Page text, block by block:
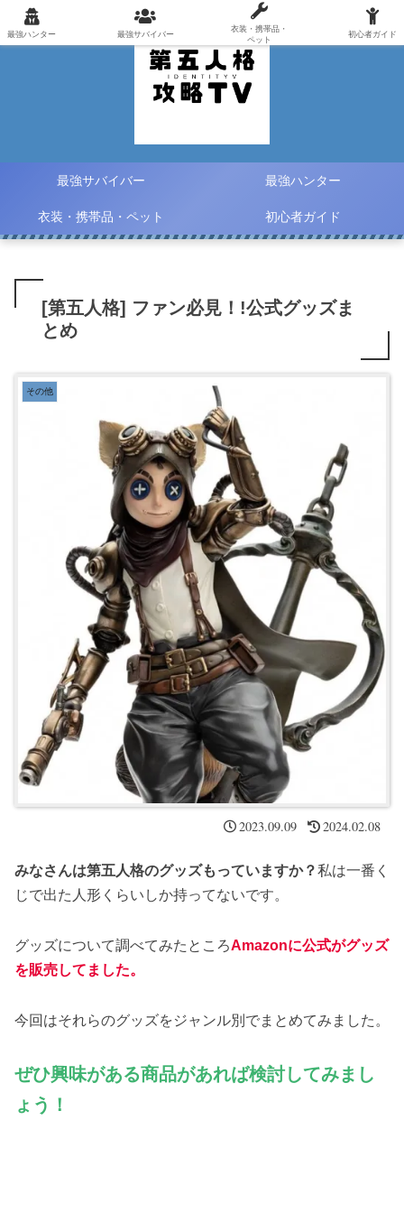
最強サバイバー 最強ハンター
衣装・携帯品・ペット 初心者ガイド
[第五人格] ファン必見！!公式グッズま
とめ
その他
2023.09.09 2024.02.08
みなさんは第五人格のグッズもっていますか？私は一番く
じで出た人形くらいしか持ってないです。
グッズについて調べてみたところAmazonに公式がグッズ
を販売してました。
今回はそれらのグッズをジャンル別でまとめてみました。
ぜひ興味がある商品があれば検討してみまし
ょう！
最強ハンター 最強サバイバー
衣装・携帯品・
ペット
初心者ガイド